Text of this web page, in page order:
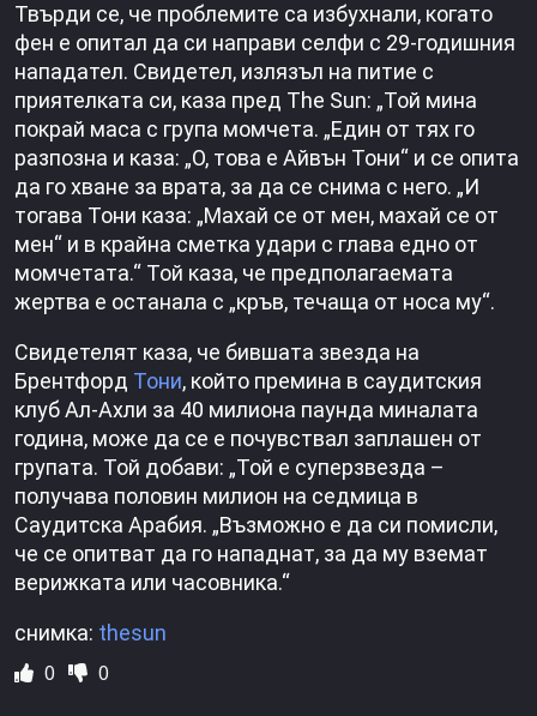
Твърди се, че проблемите са избухнали, когато
фен е опитал да си направи селфи с 29-годишния
нападател. Свидетел, излязъл на питие с
приятелката си, каза пред The ​​Sun: „Той мина
покрай маса с група момчета. „Един от тях го
разпозна и каза: „О, това е Айвън Тони“ и се опита
да го хване за врата, за да се снима с него. „И
тогава Тони каза: „Махай се от мен, махай се от
мен“ и в крайна сметка удари с глава едно от
момчетата.“ Той каза, че предполагаемата
жертва е останала с „кръв, течаща от носа му“.
Свидетелят каза, че бившата звезда на
Брентфорд Тони, който премина в саудитския
клуб Ал-Ахли за 40 милиона паунда миналата
година, може да се е почувствал заплашен от
групата. Той добави: „Той е суперзвезда –
получава половин милион на седмица в
Саудитска Арабия. „Възможно е да си помисли,
че се опитват да го нападнат, за да му вземат
верижката или часовника.“
снимка: thesun
0 0